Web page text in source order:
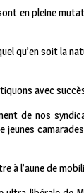
en pleine
qu’en soit la
avec
de nos
à l’aune de